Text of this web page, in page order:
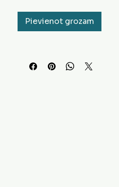
Pievienot grozam